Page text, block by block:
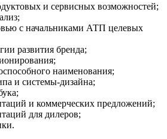
и сервисных возможностей;
с начальниками АТП целевых
развития бренда;
наименования;
и системы-дизайна;
и коммерческих предложений;
для дилеров;